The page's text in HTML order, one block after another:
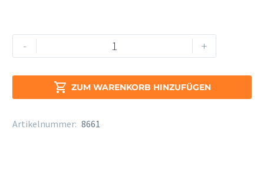
-
Federhäkchen
Menge
+
 ZUM WARENKORB HINZUFÜGEN
Alternative:
Artikelnummer: 8661